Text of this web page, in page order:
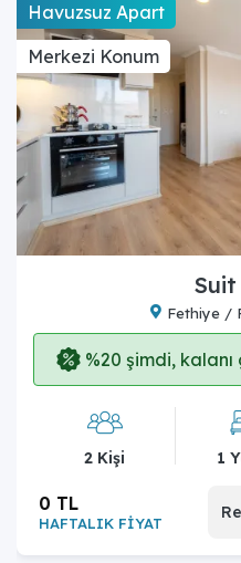
Havuzsuz Apart
Merkezi Konum
Fethiye /
%20 şimdi,
2 Kişi 1
HAFTALIK FİYAT
0 TL